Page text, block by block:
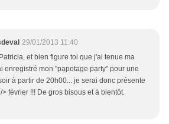
29/01/2013 11:40
et bien figure toi que j'ai tenue ma
enregistré mon "papotage party" pour une
à partir de 20h00... je serai donc présente
février !!! De gros bisous et à bientôt.